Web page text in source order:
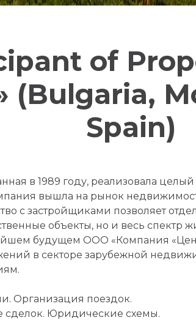
of
(Bulgaria,
Spain)
в 1989 году, реализовала
вышла на рынок
с застройщиками позволяет
объекты, но и весь
будущем ООО «Компания
в секторе зарубежной
Организация поездок.
Юридические схемы.